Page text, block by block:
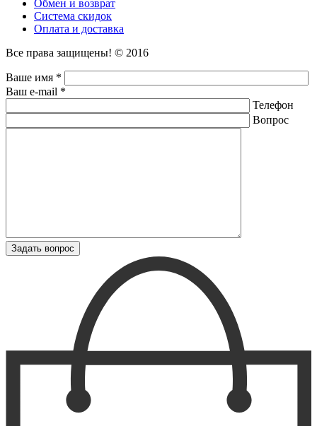
Обмен и возврат
Система скидок
Оплата и доставка
Все права защищены! © 2016
Ваше имя *
Ваш e-mail *
Телефон
Вопрос